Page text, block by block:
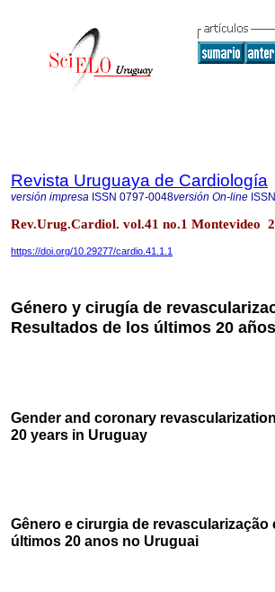
Revista Uruguaya de Cardiología
versión impresa ISSN 0797-0048versión On-line ISSN
Rev.Urug.Cardiol. vol.41 no.1 Montevideo
https://doi.org/10.29277/cardio.41.1.1
Género y cirugía de
Resultados de los últimos 20
Gender and coronary
20 years in Uruguay
Gênero e cirurgia de
últimos 20 anos no Uruguai